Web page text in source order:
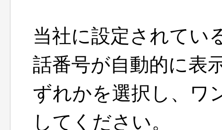
当社に設定されてい
話番号が自動的に表
ずれかを選択し、ワ
してください。